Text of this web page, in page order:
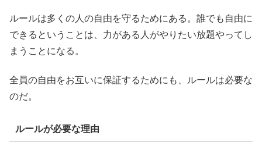
ルールは多くの人の自由を守るためにある。誰でも自由に
できるということは、力がある人がやりたい放題やってし
まうことになる。
全員の自由をお互いに保証するためにも、ルールは必要な
のだ。
ルールが必要な理由